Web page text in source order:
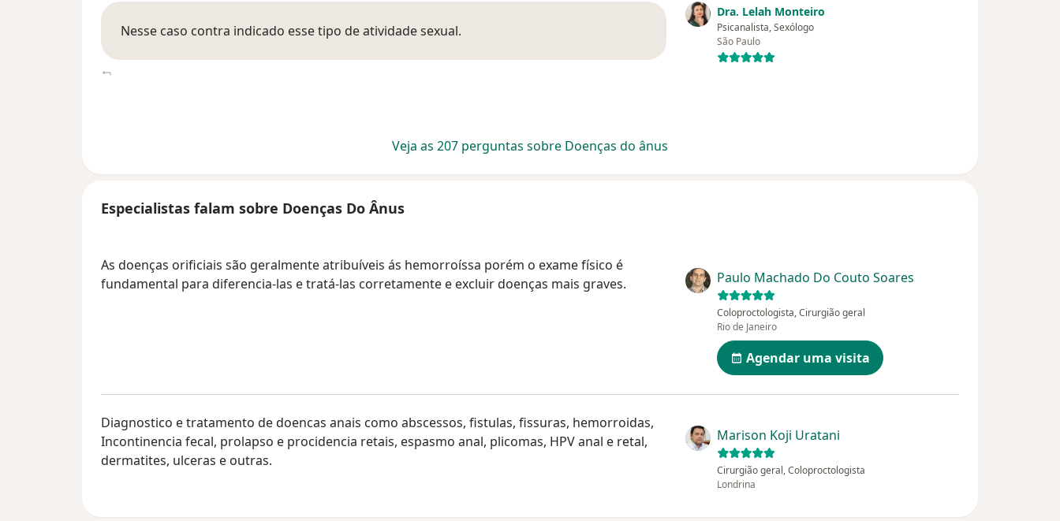
Dra. Lelah Monteiro
Psicanalista, Sexólogo
São Paulo
Nesse caso contra indicado esse tipo de atividade sexual.
Veja as 207 perguntas sobre Doenças do ânus
Especialistas falam sobre Doenças Do Ânus
As doenças orificiais são geralmente atribuíveis ás hemorroíssa porém o exame físico é
fundamental para diferencia-las e tratá-las corretamente e excluir doenças mais graves.
Paulo Machado Do Couto Soares
Coloproctologista, Cirurgião geral
Rio de Janeiro
Agendar uma visita
Diagnostico e tratamento de doencas anais como abscessos, fistulas, fissuras, hemorroidas,
Incontinencia fecal, prolapso e procidencia retais, espasmo anal, plicomas, HPV anal e retal,
dermatites, ulceras e outras.
Marison Koji Uratani
Cirurgião geral, Coloproctologista
Londrina